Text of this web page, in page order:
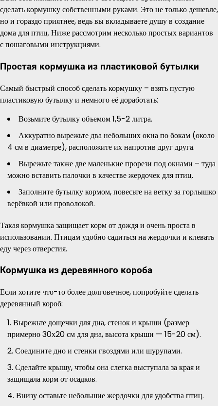
сделать кормушку собственными руками. Это не только дешевле,
но и гораздо приятнее, ведь вы вкладываете душу в создание
дома для птиц. Ниже рассмотрим несколько простых вариантов
с пошаговыми инструкциями.
Простая кормушка из пластиковой бутылки
Самый быстрый способ сделать кормушку – взять пустую
пластиковую бутылку и немного её доработать:
Возьмите бутылку объемом 1,5-2 литра.
Аккуратно вырежьте два небольших окна по бокам (около
4 см в диаметре), расположите их напротив друг друга.
Вырежьте также две маленькие прорези под окнами – туда
можно вставить палочки в качестве жердочек для птиц.
Заполните бутылку кормом, повесьте на ветку за горлышко
верёвкой или проволокой.
Такая кормушка защищает корм от дождя и очень проста в
использовании. Птицам удобно садиться на жердочки и клевать
еду через отверстия.
Кормушка из деревянного короба
Если хотите что-то более долговечное, попробуйте сделать
деревянный короб:
Вырежьте дощечки для дна, стенок и крыши (размер
примерно 30х20 см для дна, высота крыши — 15-20 см).
Соедините дно и стенки гвоздями или шурупами.
Сделайте крышу, чтобы она слегка выступала за края и
защищала корм от осадков.
Внизу оставьте небольшие жердочки для удобства птиц.